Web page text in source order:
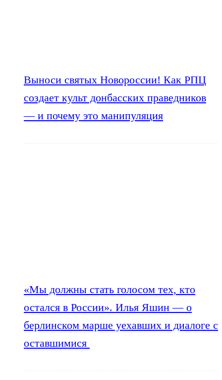
Выноси святых Новороссии! Как РПЦ
создает культ донбасских праведников
— и почему это манипуляция
«Мы должны стать голосом тех, кто
остался в России». Илья Яшин — о
берлинском марше уехавших и диалоге с
оставшимися